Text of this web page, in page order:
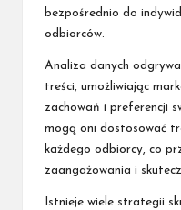
bezpośrednio do
odbiorców.
Analiza danych
treści, umożliwiając
zachowań i preferencji
mogą oni dostosować
każdego odbiorcy, co
zaangażowania i
Istnieje wiele strategii